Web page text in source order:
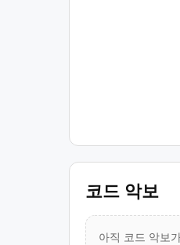
코드 악보
아직 코드 악보